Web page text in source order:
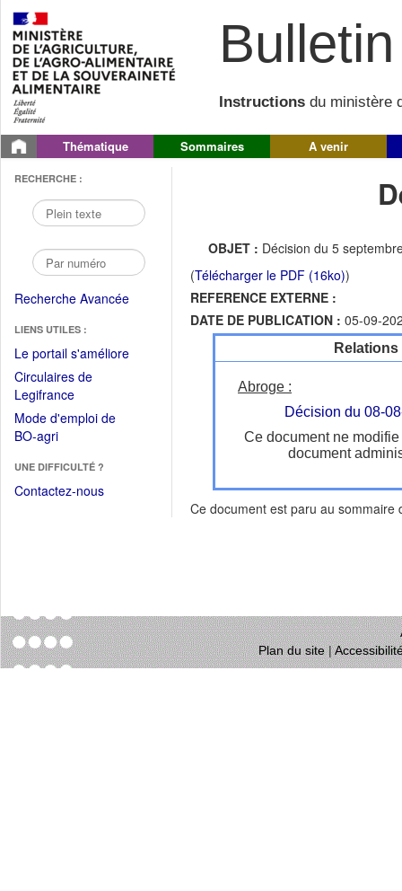
Instructions du ministère
Thématique Sommaires A venir
RECHERCHE :
Recherche Avancée
LIENS UTILES :
Le portail s'améliore(Fichier
Circulaires de
Legifrance(Ouvrir
dans
une
fenêtre)
Mode d'emploi de
BO-agri(Ouvrir
une
nouvelle
UNE DIFFICULTÉ ?
Contactez-nous
OBJET : Décision du 5
(Télécharger le PDF (16ko))
REFERENCE EXTERNE :
DATE DE PUBLICATION : 05-09-
Abroge :
Décision du 08-
Ce document ne
document
Ce document est paru au sommaire
Plan du site|